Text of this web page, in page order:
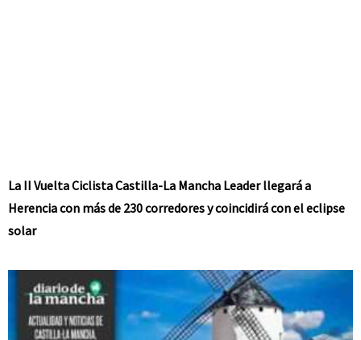
La II Vuelta Ciclista Castilla-La Mancha Leader llegará a
Herencia con más de 230 corredores y coincidirá con el eclipse
solar